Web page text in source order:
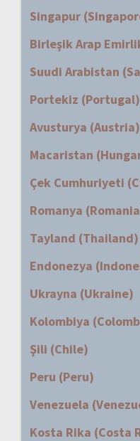
Singapur
Birleşik Arap
Suudi Arabistan
Portekiz (Portugal)
Avusturya (Austria)
Macaristan
Çek Cumhuriyeti
Romanya
Tayland (Thailand)
Endonezya
Ukrayna (Ukraine)
Kolombiya
Şili (Chile)
Peru (Peru)
Venezuela
Kosta Rika (Costa